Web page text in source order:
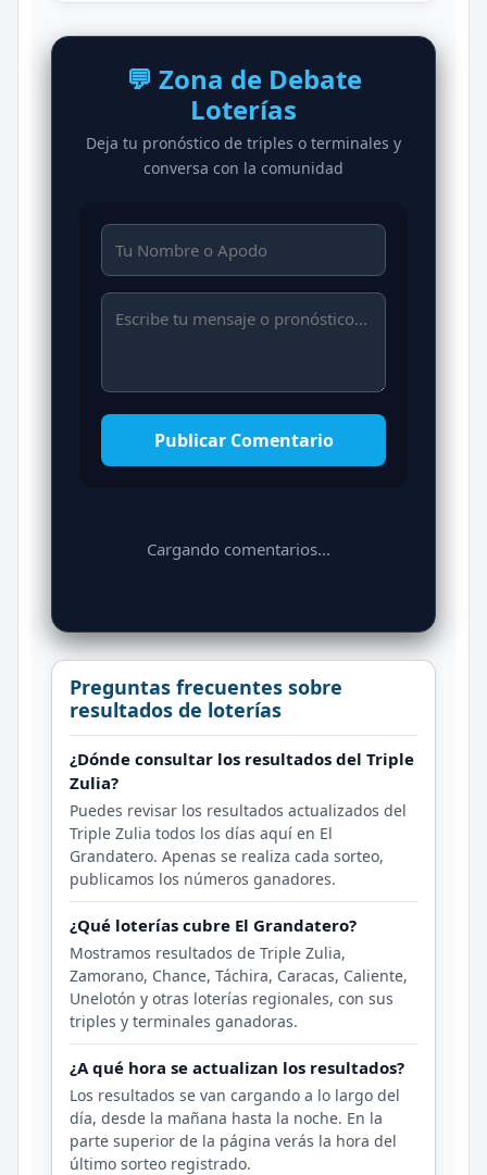
💬 Zona de Debate
Loterías
Deja tu pronóstico de triples o terminales y
conversa con la comunidad
Publicar Comentario
Cargando comentarios...
Preguntas frecuentes sobre
resultados de loterías
¿Dónde consultar los resultados del Triple
Zulia?
Puedes revisar los resultados actualizados del
Triple Zulia todos los días aquí en El
Grandatero. Apenas se realiza cada sorteo,
publicamos los números ganadores.
¿Qué loterías cubre El Grandatero?
Mostramos resultados de Triple Zulia,
Zamorano, Chance, Táchira, Caracas, Caliente,
Unelotón y otras loterías regionales, con sus
triples y terminales ganadoras.
¿A qué hora se actualizan los resultados?
Los resultados se van cargando a lo largo del
día, desde la mañana hasta la noche. En la
parte superior de la página verás la hora del
último sorteo registrado.